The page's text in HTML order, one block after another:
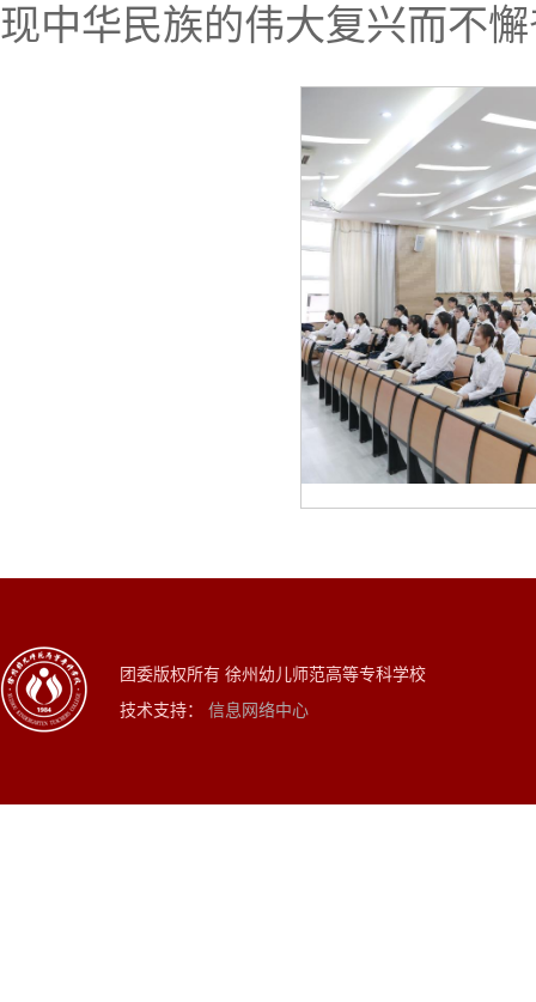
现中华民族的伟大复兴而不
团委版权所有 徐州幼儿师范高等专科学校
技术支持： 信息网络中心